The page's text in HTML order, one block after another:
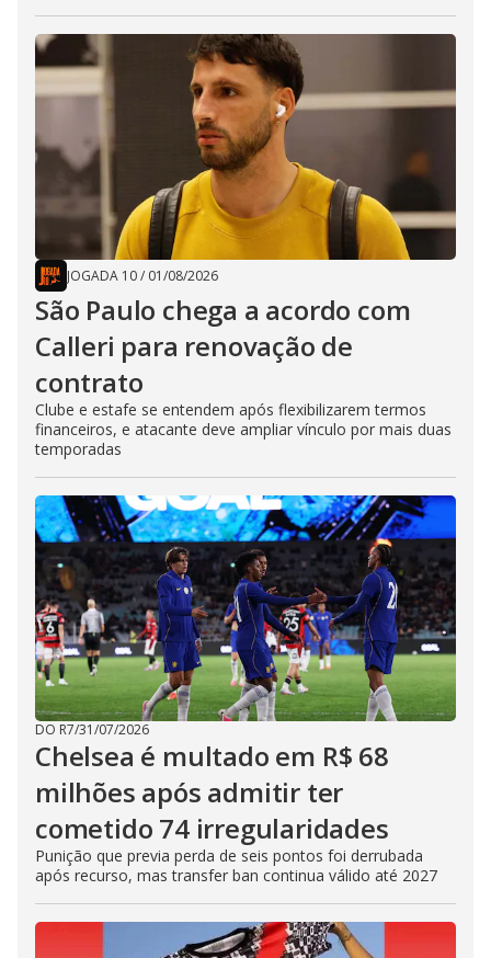
JOGADA 10/ 01/08/2026
São Paulo chega a acordo com
Calleri para renovação de
contrato
Clube e estafe se entendem após flexibilizarem termos
financeiros, e atacante deve ampliar vínculo por mais duas
temporadas
DO R7/31/07/2026
Chelsea é multado em R$ 68
milhões após admitir ter
cometido 74 irregularidades
Punição que previa perda de seis pontos foi derrubada
após recurso, mas transfer ban continua válido até 2027